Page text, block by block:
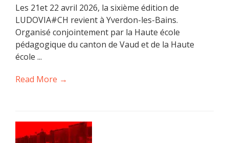
Les 21et 22 avril 2026, la sixième édition de
LUDOVIA#CH revient à Yverdon-les-Bains.
Organisé conjointement par la Haute école
pédagogique du canton de Vaud et de la Haute
école ...
Read More →